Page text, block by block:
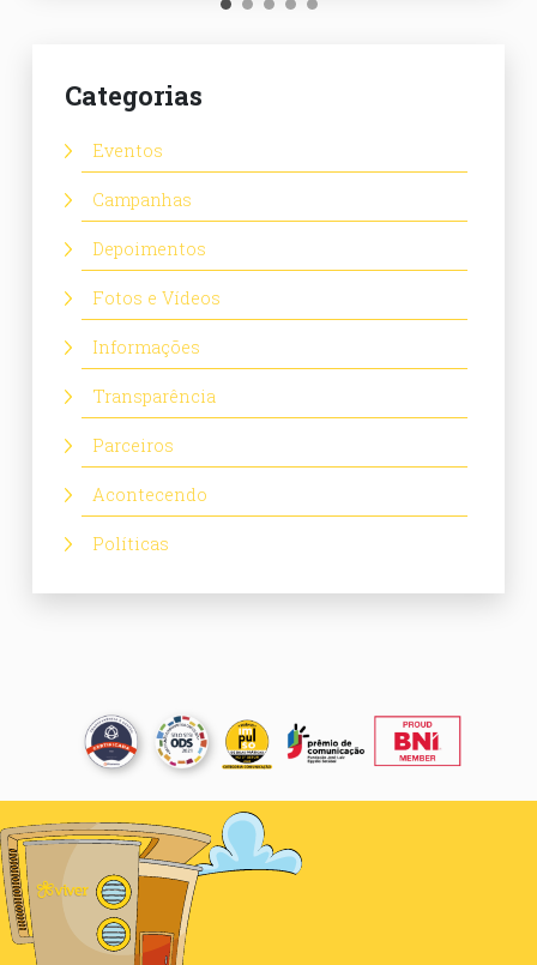
Categorias
Eventos
Campanhas
Depoimentos
Fotos e Vídeos
Informações
Transparência
Parceiros
Acontecendo
Políticas